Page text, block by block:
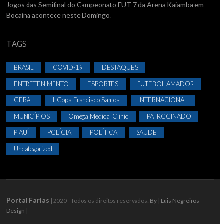
Jogos das Semifinal do Campeonato FUT 7 da Arena Kaiamba em
Bocaina acontece neste Domingo.
TAGS
BRASIL COVID-19 DESTAQUES
ENTRETENIMENTO ESPORTES FUTEBOL AMADOR
GERAL II Copa Francisco Santos INTERNACIONAL
MUNICÍPIOS Omega Medical Clinic PATROCINADO
PIAUÍ POLÍCIA POLÍTICA SAÚDE
Uncategorized
Portal Farias | 2020 - Todos os direitos reservados: By | Luis Negreiros
Design |